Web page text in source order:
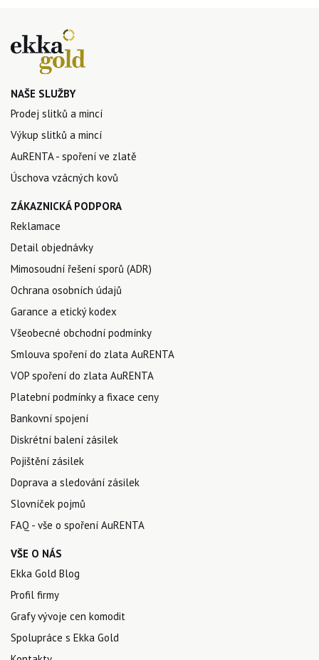
NAŠE SLUŽBY
Prodej slitků a mincí
Výkup slitků a mincí
AuRENTA - spoření ve zlatě
Úschova vzácných kovů
ZÁKAZNICKÁ PODPORA
Reklamace
Detail objednávky
Mimosoudní řešení sporů (ADR)
Ochrana osobních údajů
Garance a etický kodex
Všeobecné obchodní podmínky
Smlouva spoření do zlata AuRENTA
VOP spoření do zlata AuRENTA
Platební podmínky a fixace ceny
Bankovní spojení
Diskrétní balení zásilek
Pojištění zásilek
Doprava a sledování zásilek
Slovníček pojmů
FAQ - vše o spoření AuRENTA
VŠE O NÁS
Ekka Gold Blog
Profil firmy
Grafy vývoje cen komodit
Spolupráce s Ekka Gold